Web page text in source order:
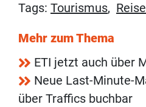
Tags: Tourismus,
Mehr zum Thema
ETI jetzt auch über
Neue Last-Minute-
über Traffics buchbar